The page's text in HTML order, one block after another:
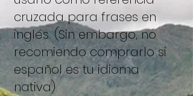
cruzada para frases en
inglés. (Sin embargo, no
recomiendo comprarlo si
español es tu idioma
nativa).